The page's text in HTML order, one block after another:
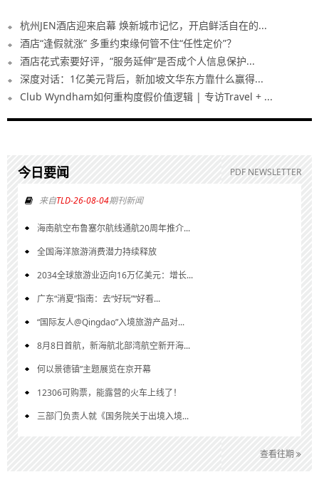
杭州JEN酒店迎来启幕 焕新城市记忆，开启鲜活自在的...
酒店“逢假就涨” 多重约束缘何管不住“任性定价”？
酒店花式索要好评，“服务延伸”是否成个人信息保护...
深度对话：1亿美元背后，新加坡文华东方靠什么赢得...
Club Wyndham如何重构度假价值逻辑 | 专访Travel + ...
今日要闻 PDF NEWSLETTER
来自TLD-26-08-04期刊新闻
海南航空布鲁塞尔航线通航20周年推介...
全国海洋旅游消费潜力持续释放
2034全球旅游业迈向16万亿美元：增长...
广东“消夏”指南：去“好玩”“好看...
“国际友人@Qingdao”入境旅游产品对...
8月8日首航，新海航北部湾航空新开海...
何以景德镇”主题展览在京开幕
12306可购票，能露营的火车上线了！
三部门负责人就《国务院关于出境入境...
查看往期